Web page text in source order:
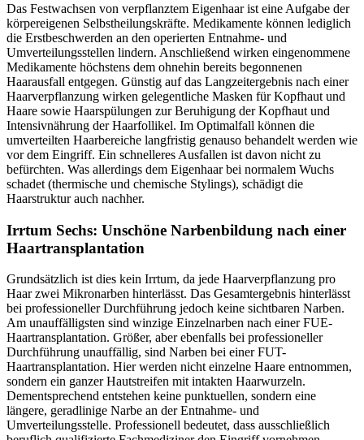
Das Festwachsen von verpflanztem Eigenhaar ist eine Aufgabe der
körpereigenen Selbstheilungskräfte. Medikamente können lediglich
die Erstbeschwerden an den operierten Entnahme- und
Umverteilungsstellen lindern. Anschließend wirken eingenommene
Medikamente höchstens dem ohnehin bereits begonnenen
Haarausfall entgegen. Günstig auf das Langzeitergebnis nach einer
Haarverpflanzung wirken gelegentliche Masken für Kopfhaut und
Haare sowie Haarspülungen zur Beruhigung der Kopfhaut und
Intensivnährung der Haarfollikel. Im Optimalfall können die
umverteilten Haarbereiche langfristig genauso behandelt werden wie
vor dem Eingriff. Ein schnelleres Ausfallen ist davon nicht zu
befürchten. Was allerdings dem Eigenhaar bei normalem Wuchs
schadet (thermische und chemische Stylings), schädigt die
Haarstruktur auch nachher.
Irrtum Sechs: Unschöne Narbenbildung nach einer
Haartransplantation
Grundsätzlich ist dies kein Irrtum, da jede Haarverpflanzung pro
Haar zwei Mikronarben hinterlässt. Das Gesamtergebnis hinterlässt
bei professioneller Durchführung jedoch keine sichtbaren Narben.
Am unauffälligsten sind winzige Einzelnarben nach einer FUE-
Haartransplantation. Größer, aber ebenfalls bei professioneller
Durchführung unauffällig, sind Narben bei einer FUT-
Haartransplantation. Hier werden nicht einzelne Haare entnommen,
sondern ein ganzer Hautstreifen mit intakten Haarwurzeln.
Dementsprechend entstehen keine punktuellen, sondern eine
längere, geradlinige Narbe an der Entnahme- und
Umverteilungsstelle. Professionell bedeutet, dass ausschließlich